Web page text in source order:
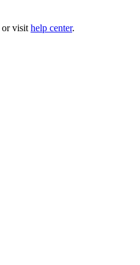
or visit help center.